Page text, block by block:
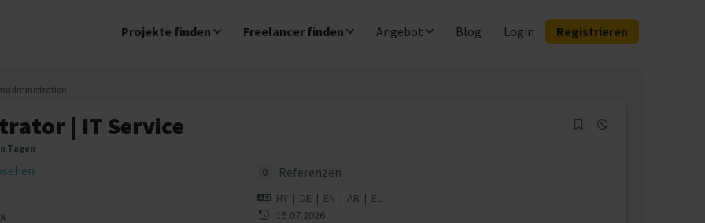
Projekte finden Freelancer finden Angebot Blog Login Registrieren
| IT Service
Tagen
0 Referenzen
HY | DE | EN |AR | EL
15.07.2026